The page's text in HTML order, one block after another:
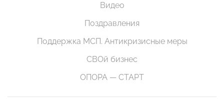
Видео
Поздравления
Поддержка МСП. Антикризисные меры
СВОй бизнес
ОПОРА — СТАРТ